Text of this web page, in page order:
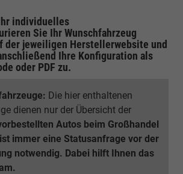
individuelles
Sie Ihr Wunschfahrzeug
der jeweiligen Herstellerwebsite und
Ihre Konfiguration als
oder PDF zu.
Die hier enthaltenen
dienen nur der Übersicht der
Autos beim Großhandel
immer eine Statusanfrage vor der
notwendig. Dabei hilft Ihnen das